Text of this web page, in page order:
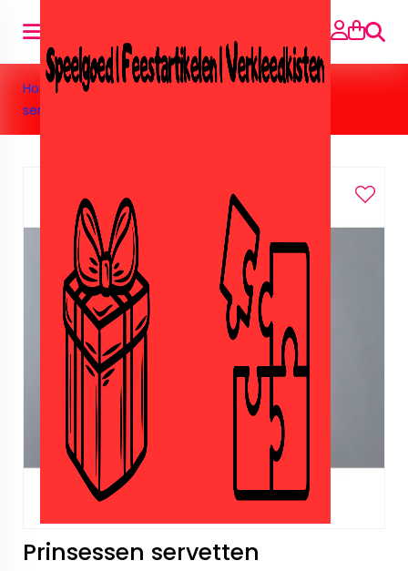
Home >Feestartikelen>Prinsessen>Prinsessen
servetten
Prinsessen servetten